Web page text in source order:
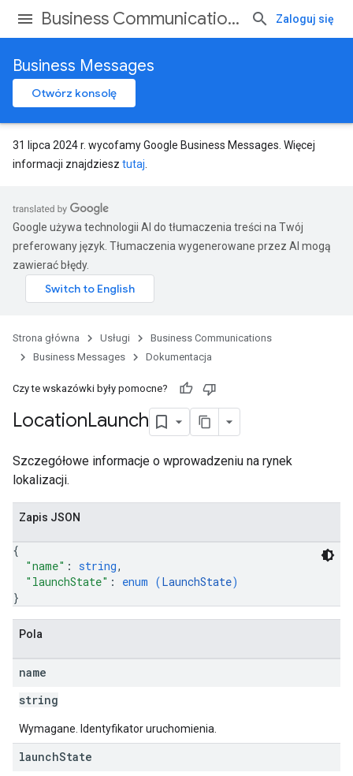
Business Communications Zaloguj się
Business Messages
Otwórz konsolę
31 lipca 2024 r. wycofamy Google Business Messages. Więcej
informacji znajdziesz tutaj
Google używa technologii AI do tłumaczenia treści na Twój
preferowany język. Tłumaczenia wygenerowane przez AI mogą
zawierać błędy.
Strona główna Usługi
Business Communications
Business Messages
Dokumentacja
Czy te wskazówki były pomocne?
LocationLaunch
Szczegółowe informacje o wprowadzeniu na rynek
lokalizacji.
Zapis JSON
{
"name" : string,
"launchState" : enum (LaunchState)
}
Pola
name
string
Wymagane. Identyfikator uruchomienia.
launchState